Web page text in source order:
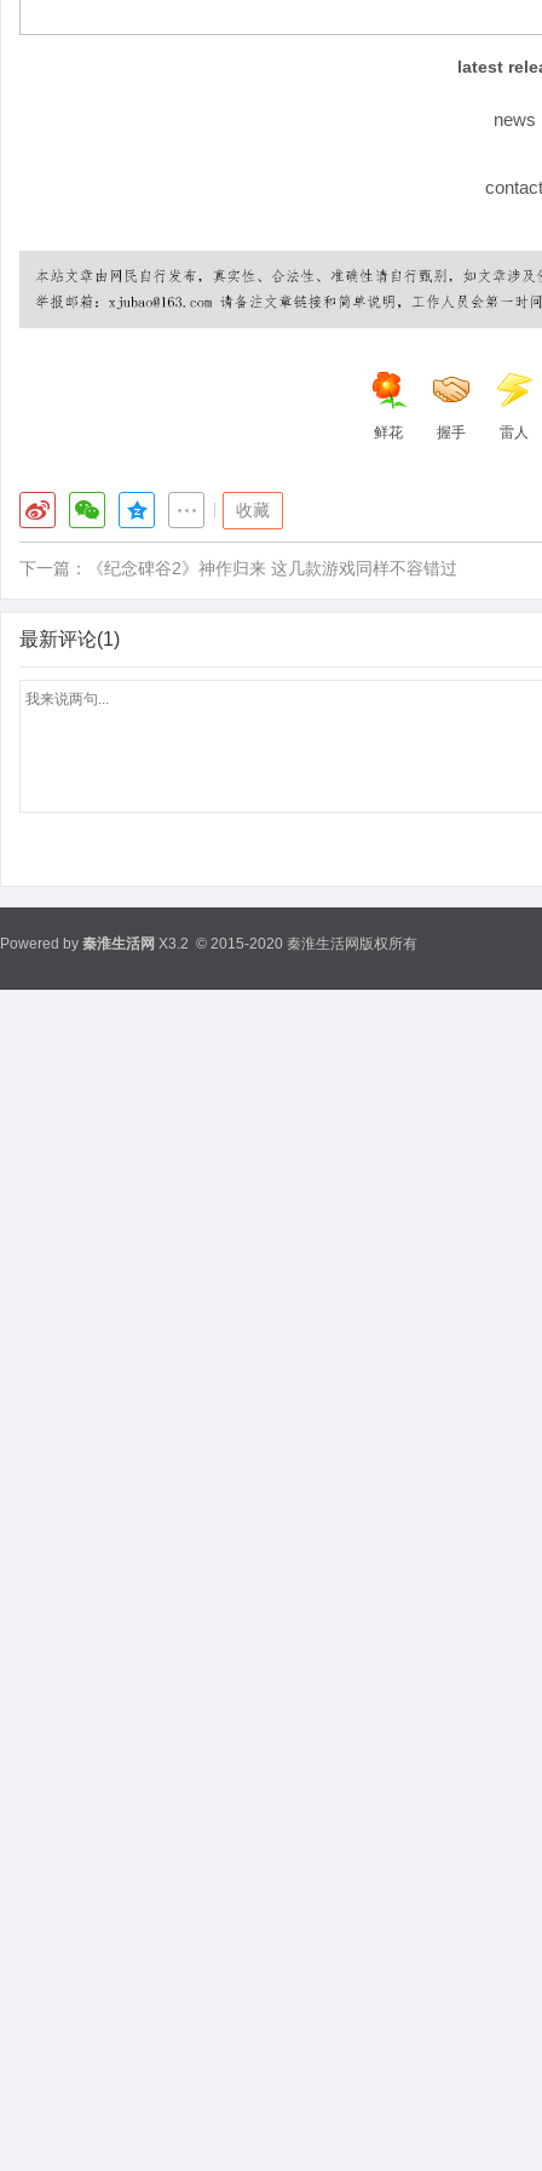
latest
news
contact
鲜花 握手 雷人
收藏
下一篇： 《纪念碑谷2》神作归来 这几款游戏同样不容错过
最新评论(1)
Powered by 秦淮生活网 X3.2 © 2015-2020 秦淮生活网版权所有